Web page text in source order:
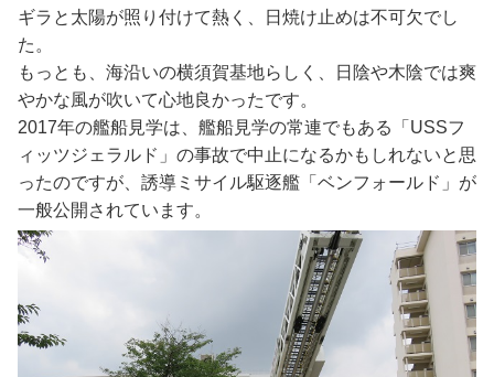
ギラと太陽が照り付けて熱く、日焼け止めは不可欠でし
た。
もっとも、海沿いの横須賀基地らしく、日陰や木陰では爽
やかな風が吹いて心地良かったです。
2017年の艦船見学は、艦船見学の常連でもある「USSフ
ィッツジェラルド」の事故で中止になるかもしれないと思
ったのですが、誘導ミサイル駆逐艦「ベンフォールド」が
一般公開されています。